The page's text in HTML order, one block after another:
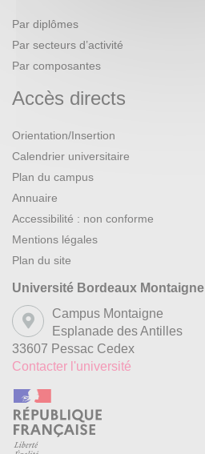
Par diplômes
Par secteurs d’activité
Par composantes
Accès directs
Orientation/Insertion
Calendrier universitaire
Plan du campus
Annuaire
Accessibilité : non conforme
Mentions légales
Plan du site
Université Bordeaux Montaigne
Campus Montaigne
Esplanade des Antilles
33607 Pessac Cedex
Contacter l'université